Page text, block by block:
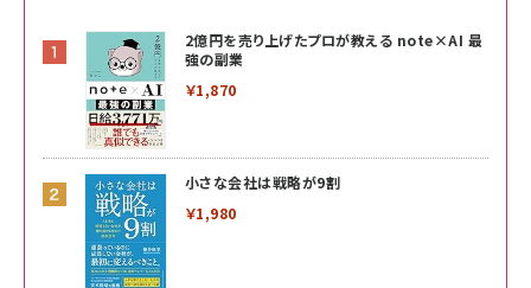
2億円を売り上げたプロが教える note×AI 最
強の副業
￥1,870
小さな会社は戦略が9割
￥1,980